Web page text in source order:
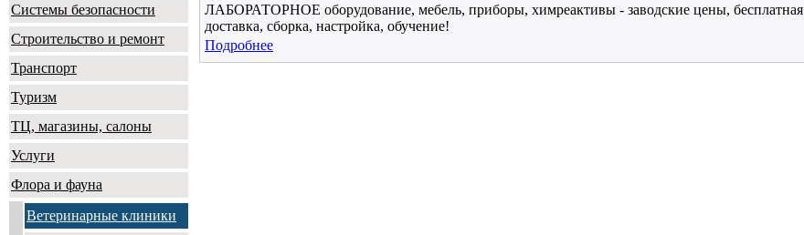
Системы безопасности
Строительство и ремонт
Транспорт
Туризм
ТЦ, магазины, салоны
Услуги
Флора и фауна
Ветеринарные клиники
ЛАБОРАТОРНОЕ оборудование, мебель, приборы, химреактивы - заводские цены, бесплатная
доставка, сборка, настройка, обучение!
Подробнее